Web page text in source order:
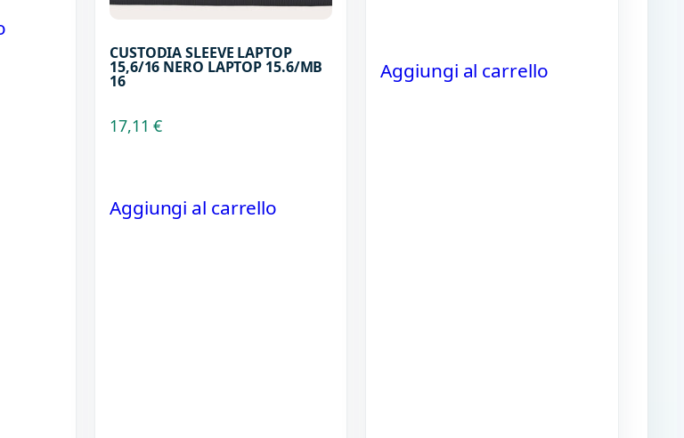
CUSTODIA SLEEVE LAPTOP
15,6/16 NERO LAPTOP 15.6/MB
16
17,11€
Aggiungi al carrello
Aggiungi al carrello